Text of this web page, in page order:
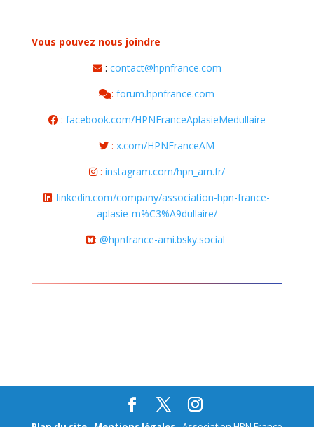
Vous pouvez nous joindre
: contact@hpnfrance.com
:forum.hpnfrance.com
: facebook.com/HPNFranceAplasieMedullaire
:x.com/HPNFranceAM
: instagram.com/hpn_am.fr/
:linkedin.com/company/association-hpn-france-
aplasie-m%C3%A9dullaire/
: @hpnfrance-ami.bsky.social